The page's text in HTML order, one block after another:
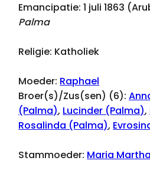
Emancipatie: 1 juli 1863
Palma
Religie: Katholiek
Moeder: Raphael
Broer(s)/Zus(sen) (6):
(Palma), Lucinder (Palma),
Rosalinda (Palma),
Stammoeder: Maria Martha